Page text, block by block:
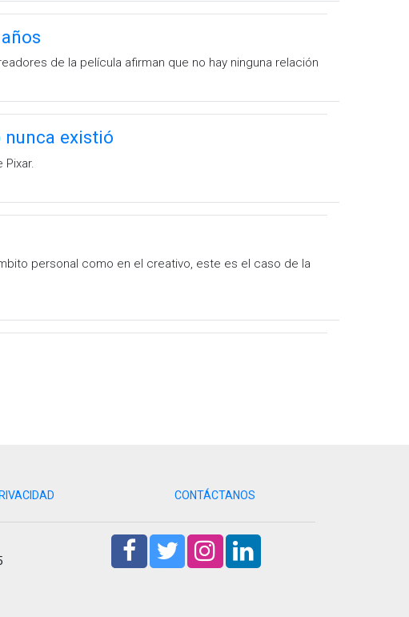
de la película afirman que no hay ninguna relación
nunca existió
personal como en el creativo, este es el caso de la
CONTÁCTANOS